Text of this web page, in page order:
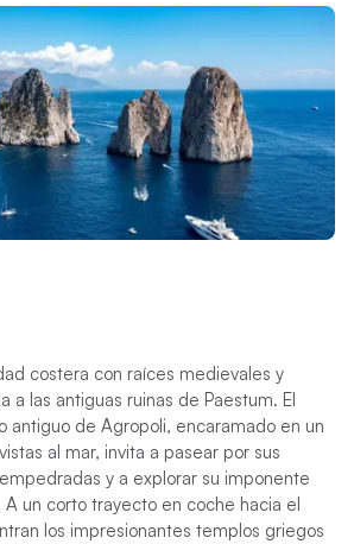
costera con raíces medievales y
a las antiguas ruinas de Paestum. El
antiguo de Agropoli, encaramado en un
al mar, invita a pasear por sus
y a explorar su imponente
un corto trayecto en coche hacia el
los impresionantes templos griegos